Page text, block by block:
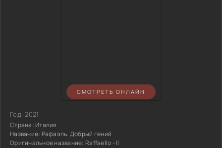
СМОТРЕТЬ ОНЛАЙН
Год:2021
Страна: Италия
Название: Рафаэль. Добрый гений
Оригинальное название: Raffaello - Il